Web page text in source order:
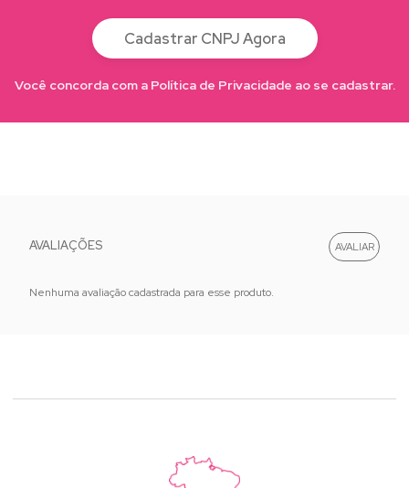
Cadastrar CNPJ Agora
Você concorda com a Política de Privacidade ao se cadastrar.
AVALIAÇÕES
Nenhuma avaliação cadastrada para esse produto.